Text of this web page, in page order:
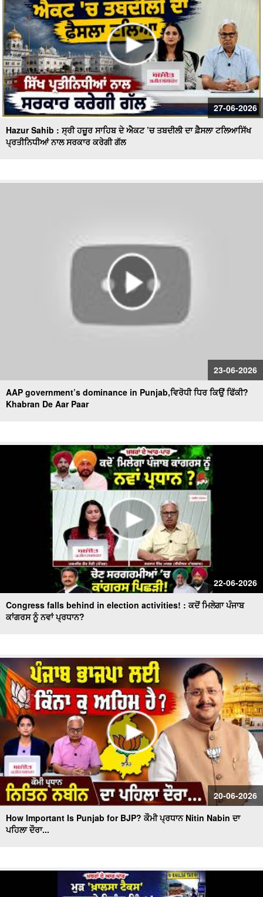
27-06-2026
Hazur Sahib : ਸ੍ਰੀ ਹਜ਼ੂਰ ਸਾਹਿਬ ਦੇ ਐਕਟ ’ਚ ਤਬਦੀਲੀ ਦਾ ਫ਼ੈਸਲਾ ਟਲਿਆਸਿੱਖ
ਪ੍ਰਤੀਨਿਧੀਆਂ ਨਾਲ ਸਰਕਾਰ ਕਰੇਗੀ ਗੱਲ
23-06-2026
AAP government’s dominance in Punjab,ਵਿਰੋਧੀ ਧਿਰ ਕਿਉਂ ਫਿੱਕੀ?
Khabran De Aar Paar
22-06-2026
Congress falls behind in election activities! : ਕਦੋਂ ਮਿਲੇਗਾ ਪੰਜਾਬ
ਕਾਂਗਰਸ ਨੂੰ ਨਵਾਂ ਪ੍ਰਧਾਨ?
20-06-2026
How Important Is Punjab for BJP? ਕੌਮੀ ਪ੍ਰਧਾਨ Nitin Nabin ਦਾ
ਪਹਿਲਾ ਦੌਰਾ...